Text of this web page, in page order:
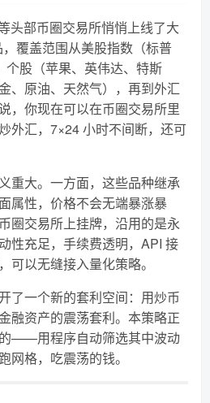
头部币圈交易所悄悄上线了大
覆盖范围从美股指数（标普
个股（苹果、英伟达、特斯
、原油、天然气），再到外汇
，你现在可以在币圈交易所里
外汇，7×24 小时不间断，还可
重大。一方面，这些品种继承
属性，价格不会无端暴涨暴
圈交易所上挂牌，沿用的是永
性充足，手续费透明，API 接
可以无缝接入量化策略。
了一个新的套利空间：用炒币
融资产的震荡套利。本策略正
——用程序自动筛选其中波动
网格，吃震荡的钱。